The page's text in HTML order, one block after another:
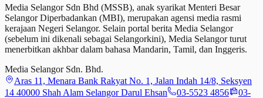
Media Selangor Sdn Bhd (MSSB), anak syarikat Menteri Besar
Selangor Diperbadankan (MBI), merupakan agensi media rasmi
kerajaan Negeri Selangor. Selain portal berita Media Selangor
(sebelum ini dikenali sebagai Selangorkini), Media Selangor turut
menerbitkan akhbar dalam bahasa Mandarin, Tamil, dan Inggeris.
Media Selangor Sdn. Bhd.
Aras 11, Menara Bank Rakyat No. 1, Jalan Indah 14/8, Seksyen
14 40000 Shah Alam Selangor Darul Ehsan
03-5523 4856
03-